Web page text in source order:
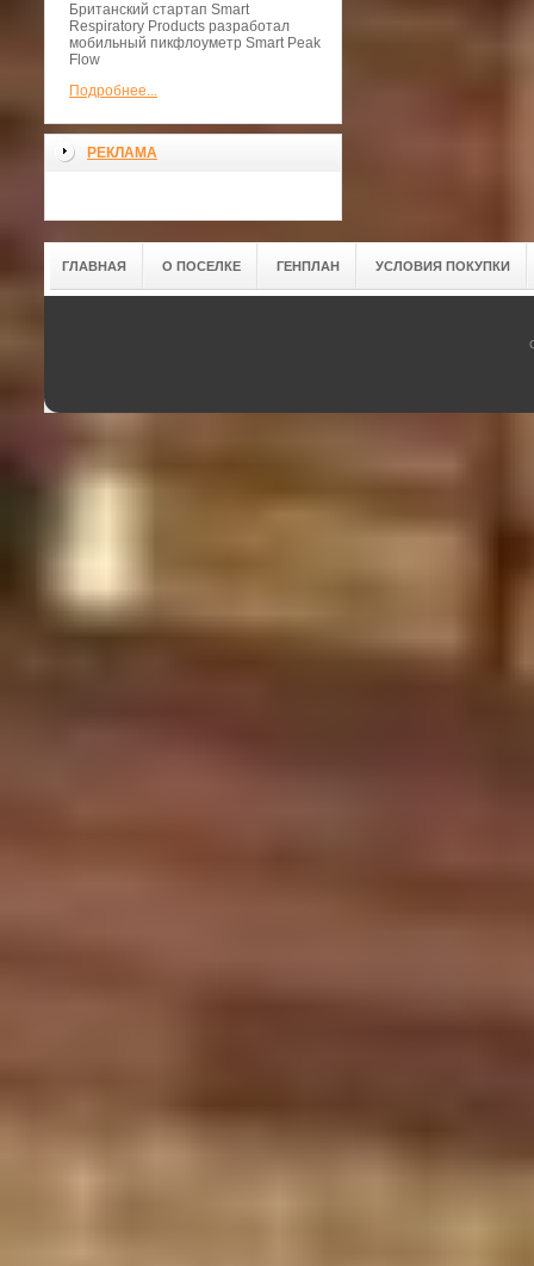
Британский стартап Smart
Respiratory Products разработал
мобильный пикфлоуметр Smart Peak
Flow
Подробнее...
РЕКЛАМА
ГЛАВНАЯ О ПОСЕЛКЕ ГЕНПЛАН УСЛОВИЯ ПОКУПКИ